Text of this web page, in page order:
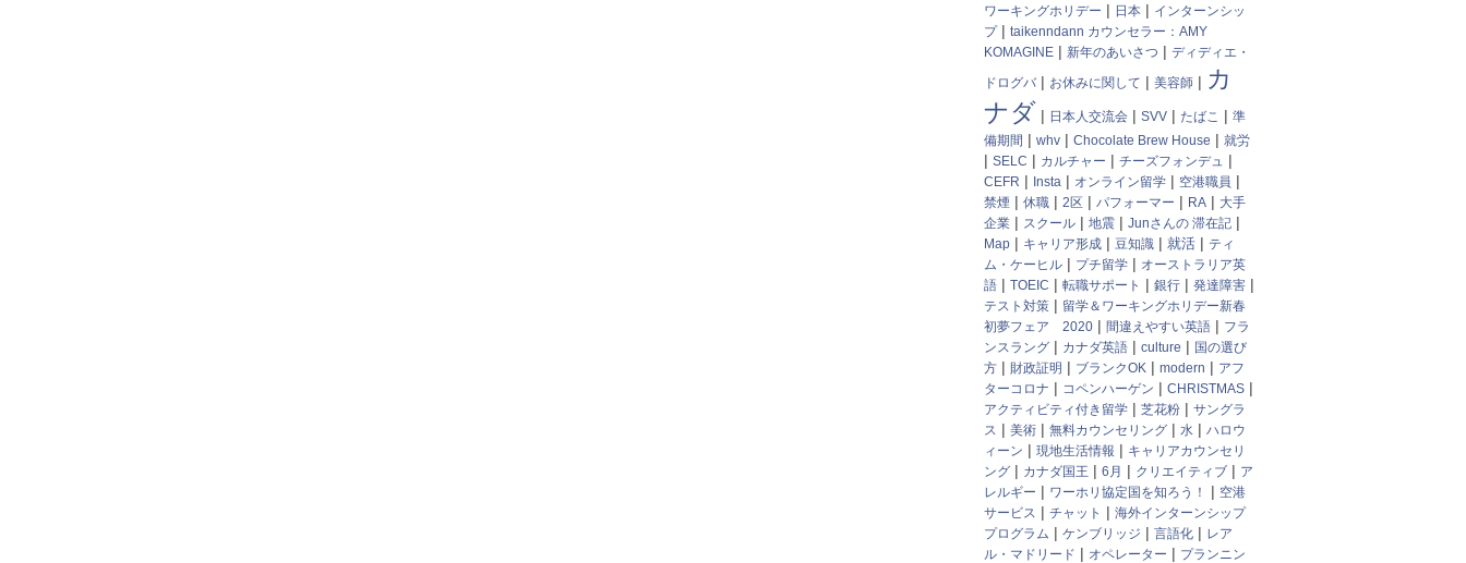
ワーキングホリデー | 日本 | インターンシッ
プ| taikenndann カウンセラー：AMY
KOMAGINE | 新年のあいさつ | ディディエ・
ドログバ| お休みに関して | 美容師 | カ
ナダ | 日本人交流会 | SVV | たばこ | 準
備期間 | whv | Chocolate Brew House | 就労
| SELC | カルチャー | チーズフォンデュ |
CEFR | Insta | オンライン留学 | 空港職員 |
禁煙 | 休職 | 2区 | パフォーマー | RA | 大手
企業 | スクール | 地震 | Junさんの 滞在記 |
Map | キャリア形成 | 豆知識 | 就活 | ティ
ム・ケーヒル | プチ留学 | オーストラリア英
語 | TOEIC | 転職サポート | 銀行 | 発達障害 |
テスト対策 | 留学＆ワーキングホリデー新春
初夢フェア 2020 | 間違えやすい英語 | フラ
ンスラング | カナダ英語 | culture | 国の選び
方 | 財政証明 | ブランクOK | modern | アフ
ターコロナ | コペンハーゲン | CHRISTMAS |
アクティビティ付き留学 | 芝花粉 | サングラ
ス | 美術 | 無料カウンセリング | 水 | ハロウ
ィーン | 現地生活情報 | キャリアカウンセリ
ング | カナダ国王 | 6月 | クリエイティブ | ア
レルギー | ワーホリ協定国を知ろう！ | 空港
サービス | チャット | 海外インターンシップ
プログラム | ケンブリッジ | 言語化 | レア
ル・マドリード | オペレーター | プランニン